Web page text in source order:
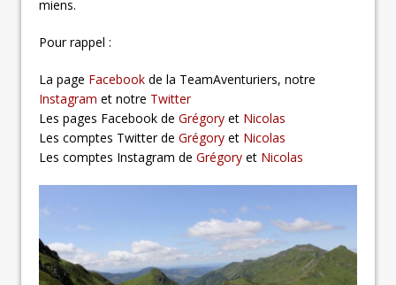
miens.
Pour rappel :
La page Facebook de la TeamAventuriers, notre
Instagram et notre Twitter
Les pages Facebook de Grégory et Nicolas
Les comptes Twitter de Grégory et Nicolas
Les comptes Instagram de Grégory et Nicolas